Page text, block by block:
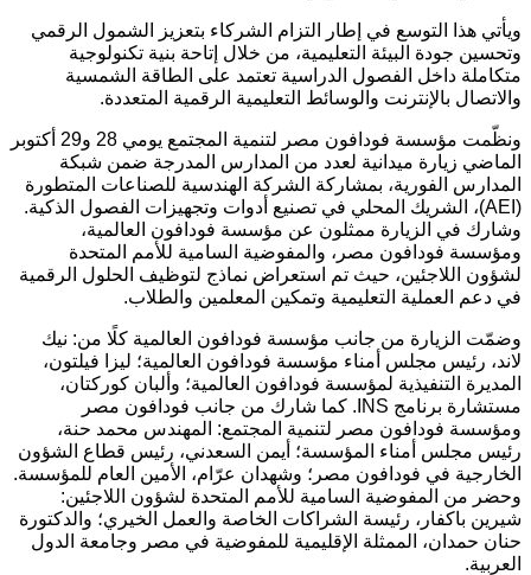
ويأتي هذا التوسع في إطار التزام الشركاء بتعزيز الشمول الرقمي
وتحسين جودة البيئة التعليمية، من خلال إتاحة بنية تكنولوجية
متكاملة داخل الفصول الدراسية تعتمد على الطاقة الشمسية
والاتصال بالإنترنت والوسائط التعليمية الرقمية المتعددة.
ونظّمت مؤسسة فودافون مصر لتنمية المجتمع يومي 28 و29 أكتوبر
الماضي زيارة ميدانية لعدد من المدارس المدرجة ضمن شبكة
المدارس الفورية، بمشاركة الشركة الهندسية للصناعات المتطورة
(AEI)، الشريك المحلي في تصنيع أدوات وتجهيزات الفصول الذكية.
وشارك في الزيارة ممثلون عن مؤسسة فودافون العالمية،
ومؤسسة فودافون مصر، والمفوضية السامية للأمم المتحدة
لشؤون اللاجئين، حيث تم استعراض نماذج لتوظيف الحلول الرقمية
في دعم العملية التعليمية وتمكين المعلمين والطلاب.
وضمّت الزيارة من جانب مؤسسة فودافون العالمية كلًا من: نيك
لاند، رئيس مجلس أمناء مؤسسة فودافون العالمية؛ ليزا فيلتون،
المديرة التنفيذية لمؤسسة فودافون العالمية؛ وألبان كوركتان،
مستشارة برنامج INS. كما شارك من جانب فودافون مصر
ومؤسسة فودافون مصر لتنمية المجتمع: المهندس محمد حنة،
رئيس مجلس أمناء المؤسسة؛ أيمن السعدني، رئيس قطاع الشؤون
الخارجية في فودافون مصر؛ وشهدان عرّام، الأمين العام للمؤسسة.
وحضر من المفوضية السامية للأمم المتحدة لشؤون اللاجئين:
شيرين باكفار، رئيسة الشراكات الخاصة والعمل الخيري؛ والدكتورة
حنان حمدان، الممثلة الإقليمية للمفوضية في مصر وجامعة الدول
العربية.